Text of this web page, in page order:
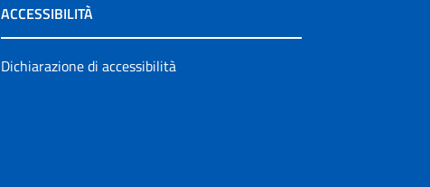
ACCESSIBILITÀ
Dichiarazione di accessibilità